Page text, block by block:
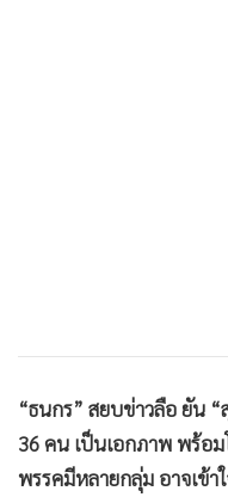
“ธนกร” สยบข่าวลือ ยัน
36 คน เป็นเอกภาพ พร้อ
พรรคมีหลายกลุ่ม อาจเข้